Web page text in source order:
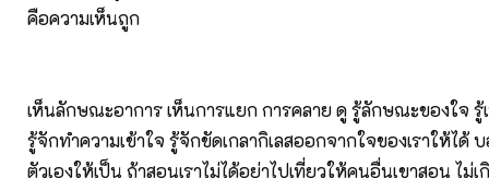
คือความเห็นถูก
เห็นลักษณะอาการ เห็นการแยก การคลาย ดู รู้ลักษณะของใจ
รู้จักทำความเข้าใจ รู้จักขัดเกลากิเลสออกจากใจของเราให้ได้
ตัวเองให้เป็น ถ้าสอนเราไม่ได้อย่าไปเที่ยวให้คนอื่นเขาสอน ไม่